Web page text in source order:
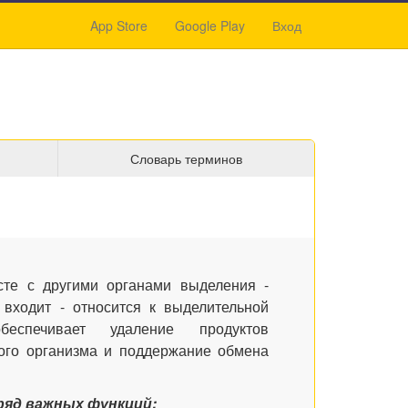
App Store Google Play Вход
Словарь терминов
с другими органами выделения -
- относится к выделительной
удаление продуктов
организма и поддержание обмена
важных функций: